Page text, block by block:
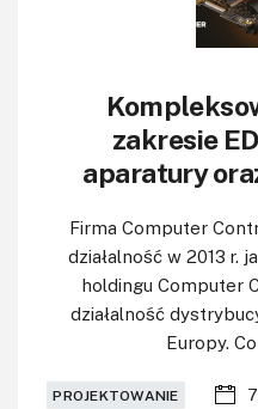
zakresie
aparatury
Firma Computer
działalność w 2013 r.
holdingu Computer
działalność
Europy.
PROJEKTOWANIE